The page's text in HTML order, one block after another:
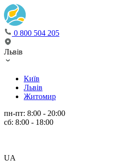
0 800 504 205
Львів
Київ
Львів
Житомир
пн-пт: 8:00 - 20:00
сб: 8:00 - 18:00
UA